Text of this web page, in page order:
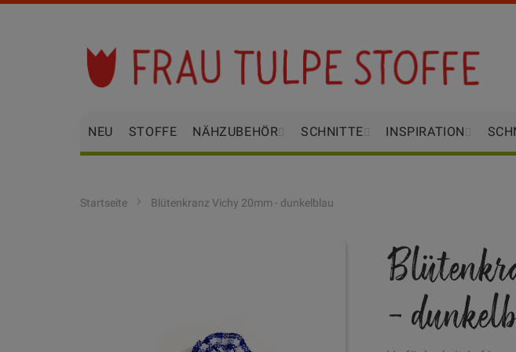
Inhalt
springen
NEU STOFFE NÄHZUBEHÖR SCHNITTE INSPIRATION
Startseite Blütenkranz Vichy 20mm - dunkelblau
-